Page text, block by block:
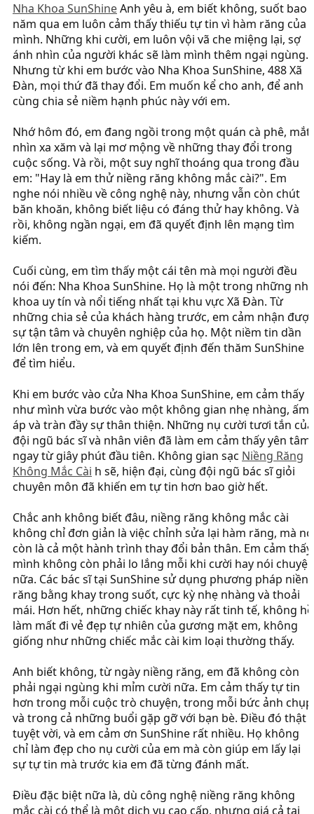
Nha Khoa SunShineAnh yêu à, em biết không, suốt bao
năm qua em luôn cảm thấy thiếu tự tin vì hàm răng của
mình. Những khi cười, em luôn vội vã che miệng lại, sợ
ánh nhìn của người khác sẽ làm mình thêm ngại ngùng.
Nhưng từ khi em bước vào Nha Khoa SunShine, 488 Xã
Đàn, mọi thứ đã thay đổi. Em muốn kể cho anh, để anh
cùng chia sẻ niềm hạnh phúc này với em.
Nhớ hôm đó, em đang ngồi trong một quán cà phê, mắt
nhìn xa xăm và lại mơ mộng về những thay đổi trong
cuộc sống. Và rồi, một suy nghĩ thoáng qua trong đầu
em: "Hay là em thử niềng răng không mắc cài?". Em
nghe nói nhiều về công nghệ này, nhưng vẫn còn chút
băn khoăn, không biết liệu có đáng thử hay không. Và
rồi, không ngần ngại, em đã quyết định lên mạng tìm
kiếm.
Cuối cùng, em tìm thấy một cái tên mà mọi người đều
nói đến: Nha Khoa SunShine. Họ là một trong những nha
khoa uy tín và nổi tiếng nhất tại khu vực Xã Đàn. Từ
những chia sẻ của khách hàng trước, em cảm nhận được
sự tận tâm và chuyên nghiệp của họ. Một niềm tin dần
lớn lên trong em, và em quyết định đến thăm SunShine
để tìm hiểu.
Khi em bước vào cửa Nha Khoa SunShine, em cảm thấy
như mình vừa bước vào một không gian nhẹ nhàng, ấm
áp và tràn đầy sự thân thiện. Những nụ cười tươi tắn của
đội ngũ bác sĩ và nhân viên đã làm em cảm thấy yên tâm
ngay từ giây phút đầu tiên. Không gian sạc Niềng Răng
Không Mắc Cài h sẽ, hiện đại, cùng đội ngũ bác sĩ giỏi
chuyên môn đã khiến em tự tin hơn bao giờ hết.
Chắc anh không biết đâu, niềng răng không mắc cài
không chỉ đơn giản là việc chỉnh sửa lại hàm răng, mà nó
còn là cả một hành trình thay đổi bản thân. Em cảm thấy
mình không còn phải lo lắng mỗi khi cười hay nói chuyện
nữa. Các bác sĩ tại SunShine sử dụng phương pháp
răng bằng khay trong suốt, cực kỳ nhẹ nhàng và thoải
mái. Hơn hết, những chiếc khay này rất tinh tế, không hề
làm mất đi vẻ đẹp tự nhiên của gương mặt em, không
giống như những chiếc mắc cài kim loại thường thấy.
Anh biết không, từ ngày niềng răng, em đã không còn
phải ngại ngùng khi mỉm cười nữa. Em cảm thấy tự tin
hơn trong mỗi cuộc trò chuyện, trong mỗi bức ảnh
và trong cả những buổi gặp gỡ với bạn bè. Điều đó thật
tuyệt vời, và em cảm ơn SunShine rất nhiều. Họ không
chỉ làm đẹp cho nụ cười của em mà còn giúp em lấy lại
sự tự tin mà trước kia em đã từng đánh mất.
Điều đặc biệt nữa là, dù công nghệ niềng răng không
mắc cài có thể là một dịch vụ cao cấp, nhưng giá cả tại